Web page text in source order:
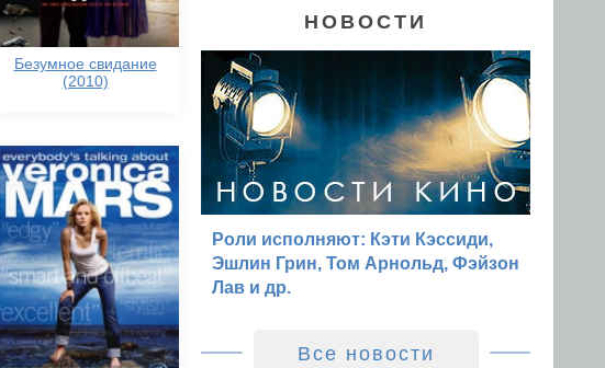
Безумное свидание
(2010)
НОВОСТИ
Роли исполняют: Кэти Кэссиди,
Эшлин Грин, Том Арнольд, Фэйзон
Лав и др.
Все новости